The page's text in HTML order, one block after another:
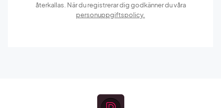
återkallas. När du registrerar dig godkänner du våra
personuppgiftspolicy.